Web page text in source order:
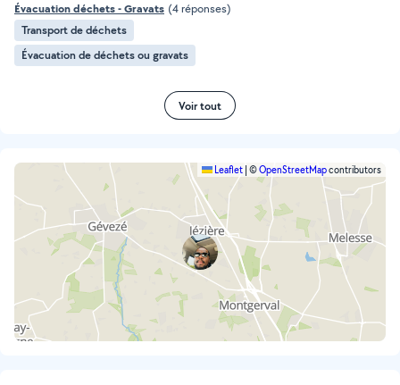
Évacuation déchets - Gravats (4 réponses)
Transport de déchets
Évacuation de déchets ou gravats
Voir tout
Leaflet ©OpenStreetMapcontributors